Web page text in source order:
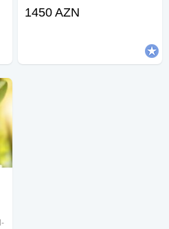
Antalya: 14:20 - 16:25 Antalya -
1450 AZN